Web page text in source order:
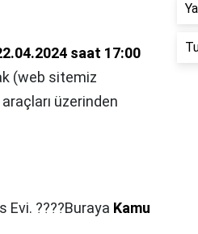
saat 17:00
(web sitemiz
üzerinden
Evi. ????Buraya Kamu